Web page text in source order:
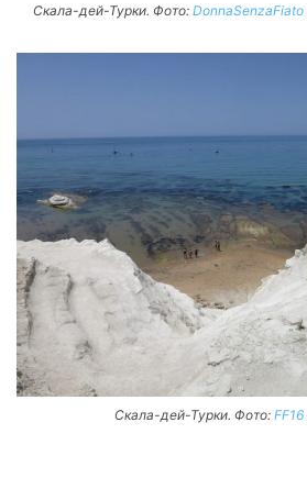
Скала-дей-Турки. Фото:
Скала-дей-Турки. Фото: